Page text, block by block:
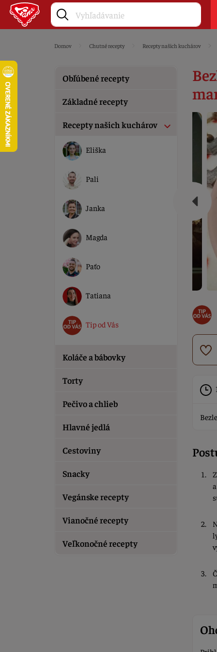
Domov Chutné recepty Recepty našich kuchárov
Obľúbené recepty
Základné recepty
Recepty našich kuchárov
Eliška
Pali
Janka
Magda
Paťo
Tatiana
Tip od Vás
Koláče a bábovky
Torty
Pečivo a chlieb
Hlavné jedlá
Cestoviny
Snacky
Vegánske recepty
Vianočné recepty
Veľkonočné recepty